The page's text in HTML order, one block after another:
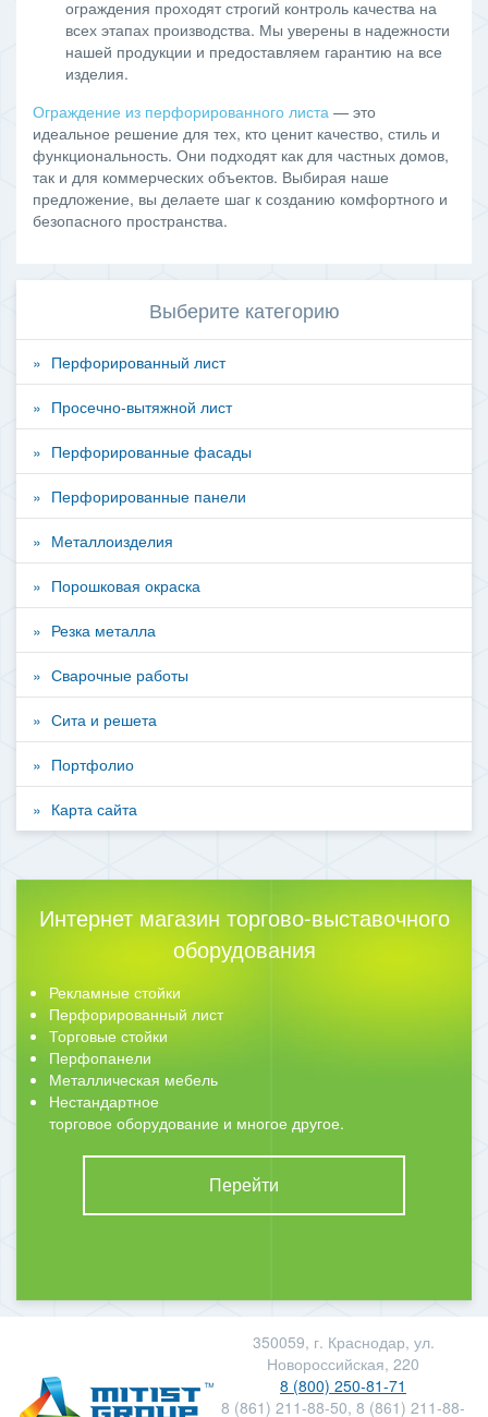
ограждения проходят строгий контроль качества на
всех этапах производства. Мы уверены в надежности
нашей продукции и предоставляем гарантию на все
изделия.
Ограждение из перфорированного листа — это
идеальное решение для тех, кто ценит качество, стиль и
функциональность. Они подходят как для частных домов,
так и для коммерческих объектов. Выбирая наше
предложение, вы делаете шаг к созданию комфортного и
безопасного пространства.
Выберите категорию
Перфорированный лист
Просечно-вытяжной лист
Перфорированные фасады
Перфорированные панели
Металлоизделия
Порошковая окраска
Резка металла
Сварочные работы
Сита и решета
Портфолио
Карта сайта
Интернет магазин торгово-выставочного
оборудования
Рекламные стойки
Перфорированный лист
Торговые стойки
Перфопанели
Металлическая мебель
Нестандартное
торговое оборудование и многое другое.
Перейти
350059, г. Краснодар, ул.
Новороссийская, 220
8 (800) 250-81-71
8 (861) 211-88-50, 8 (861) 211-88-